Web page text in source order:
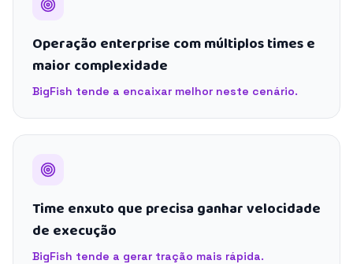
Operação enterprise com múltiplos times e
maior complexidade
BigFish tende a encaixar melhor neste cenário.
Time enxuto que precisa ganhar velocidade
de execução
BigFish tende a gerar tração mais rápida.